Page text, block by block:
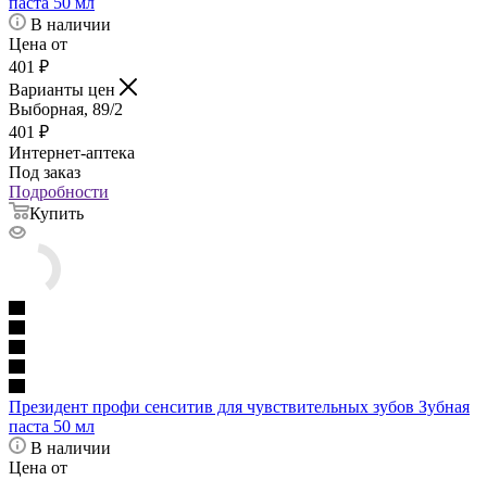
В наличии
Цена от
401 ₽
Варианты цен
Выборная, 89/2
401 ₽
Интернет-аптека
Под заказ
Подробности
Купить
Президент профи сенситив для чувствительных зубов Зубная
паста 50 мл
В наличии
Цена от